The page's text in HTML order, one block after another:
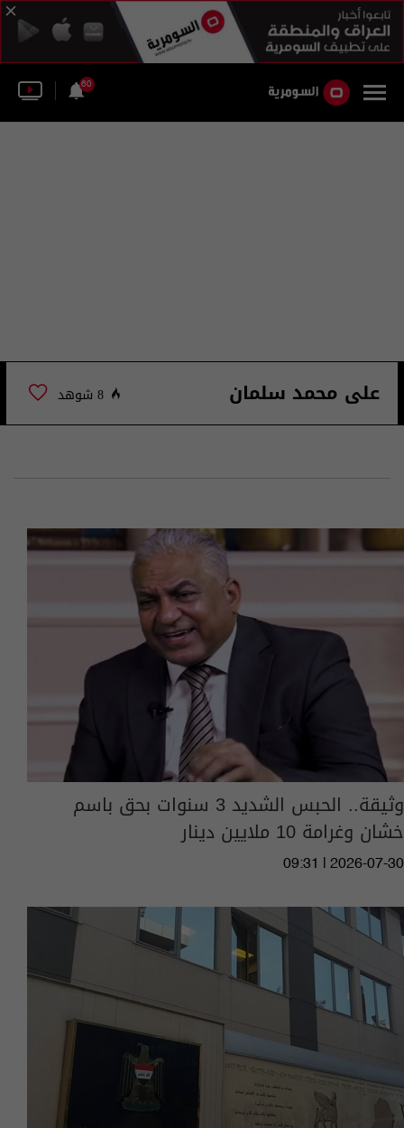
60
على محمد سلمان 8 شوهد
وثيقة.. الحبس الشديد 3 سنوات بحق باسم
خشان وغرامة 10 ملايين دينار
09:31 | 2026-07-30